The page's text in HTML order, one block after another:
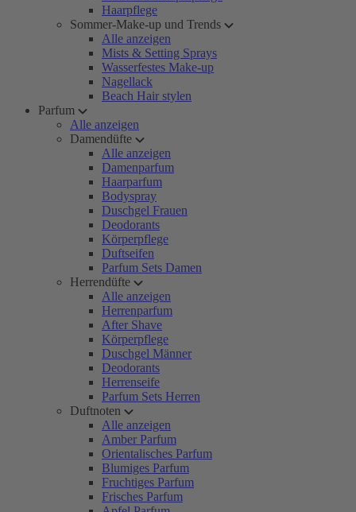
Haarpflege
Sommer-Make-up und Trends
Alle anzeigen
Mists & Setting Sprays
Wasserfestes Make-up
Nagellack
Beach Hair stylen
Parfum
Alle anzeigen
Damendüfte
Alle anzeigen
Damenparfum
Haarparfum
Bodyspray
Duschgel Frauen
Deodorants
Körperpflege
Duftseifen
Parfum Sets Damen
Herrendüfte
Alle anzeigen
Herrenparfum
After Shave
Körperpflege
Duschgel Männer
Deodorants
Herrenseife
Parfum Sets Herren
Duftnoten
Alle anzeigen
Amber Parfum
Orientalisches Parfum
Blumiges Parfum
Fruchtiges Parfum
Frisches Parfum